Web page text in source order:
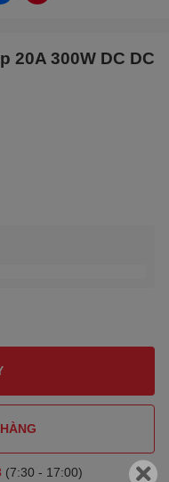
20A 300W DC DC
(7:30 - 17:00)